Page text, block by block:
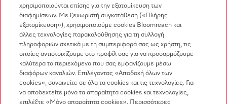
Εξυπηρέτηση πελατών
210 6794444
Ακολουθήστε τη Miele Professional
χρησιμοποιούνται επίσης για την εξατομίκευση των
διαφημίσεων. Με ξεχωριστή συγκατάθεση («Πλήρης
εξατομίκευση»), χρησιμοποιούμε cookies Bloomreach και
άλλες τεχνολογίες παρακολούθησης για τη συλλογή
πληροφοριών σχετικά με τη συμπεριφορά σας ως χρήστη, τις
οποίες αντιστοιχίζουμε στο προφίλ σας για να προσαρμόζουμε
καλύτερα το περιεχόμενο που σας εμφανίζουμε μέσω
διαφόρων καναλιών. Επιλέγοντας «Αποδοχή όλων των
cookies», συναινείτε σε όλα τα cookies και τις τεχνολογίες. Για
να αποδεχτείτε μόνο τα απαραίτητα cookies και τεχνολογίες,
επιλέξτε «Μόνο απαραίτητα cookies». Περισσότερες